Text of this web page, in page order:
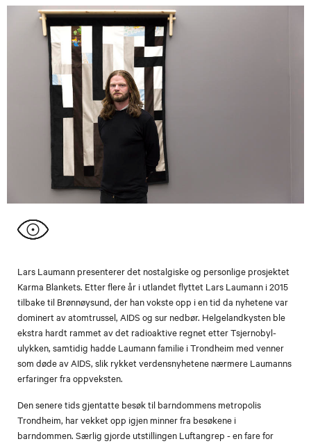
Lars Laumann presenterer det nostalgiske og personlige prosjektet
Karma Blankets. Etter flere år i utlandet flyttet Lars Laumann i 2015
tilbake til Brønnøysund, der han vokste opp i en tid da nyhetene var
dominert av atomtrussel, AIDS og sur nedbør. Helgelandkysten ble
ekstra hardt rammet av det radioaktive regnet etter Tsjernobyl-
ulykken, samtidig hadde Laumann familie i Trondheim med venner
som døde av AIDS, slik rykket verdensnyhetene nærmere Laumanns
erfaringer fra oppveksten.
Den senere tids gjentatte besøk til barndommens metropolis
Trondheim, har vekket opp igjen minner fra besøkene i
barndommen. Særlig gjorde utstillingen Luftangrep - en fare for